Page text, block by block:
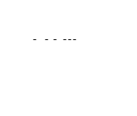
- - - ---